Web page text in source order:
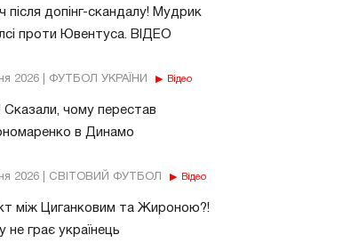
після допінг-скандалу! Мудрик
проти Ювентуса. ВІДЕО
2026 | ФУТБОЛ УКРАЇНИ Відео
чому перестав
в Динамо
2026 | СВІТОВИЙ ФУТБОЛ Відео
між Циганковим та Жироною?!
не грає українець